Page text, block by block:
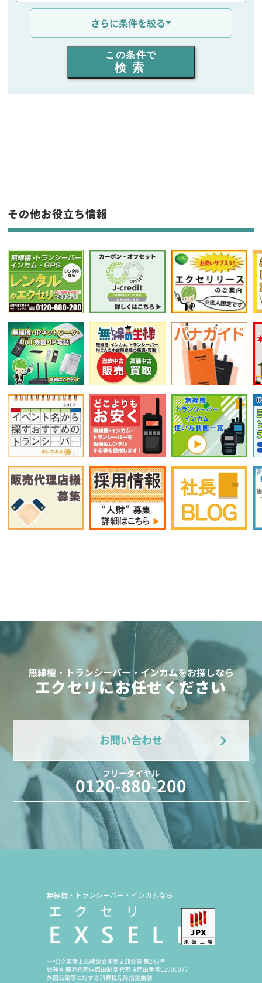
通信距離を選ぶ
出力を選ぶ
同時通話人数を選ぶ
フリーワード入力(製品名等)
選択条件をリセット
さらに条件を絞る
この条件で
検索
その他お役立ち情報
無線機・トランシーバー・インカムをお探しなら
エクセリにお任せください
お問い合わせ
フリーダイヤル
0120-880-200
無線機・トランシーバー・インカムなら
一社)全国陸上無線協会関東支部会員 第245号
総務省 販売代理店届出制度 代理店届出番号C1909977
外国公館等に対する消費税免除指定店舗